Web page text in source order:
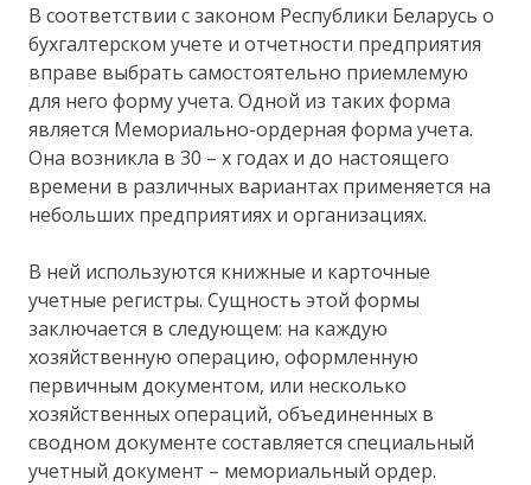
В соответствии с законом Республики Беларусь о
бухгалтерском учете и отчетности предприятия
вправе выбрать самостоятельно приемлемую
для него форму учета. Одной из таких форма
является Мемориально-ордерная форма учета.
Она возникла в 30 – х годах и до настоящего
времени в различных вариантах применяется на
небольших предприятиях и организациях.
В ней используются книжные и карточные
учетные регистры. Сущность этой формы
заключается в следующем: на каждую
хозяйственную операцию, оформленную
первичным документом, или несколько
хозяйственных операций, объединенных в
сводном документе составляется специальный
учетный документ – мемориальный ордер.